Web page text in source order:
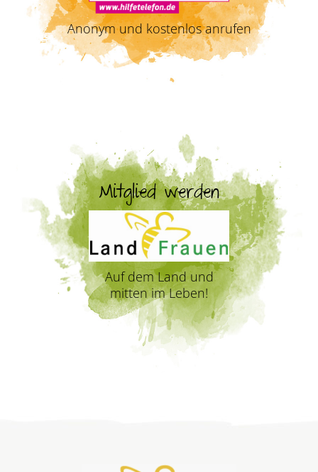
Anonym und kostenlos anrufen
Mitglied werden
Auf dem Land und
mitten im Leben!